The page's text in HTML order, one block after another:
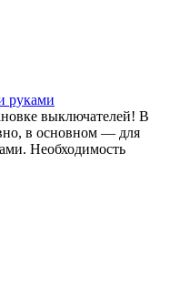
руками
выключателей! В
в основном — для
Необходимость